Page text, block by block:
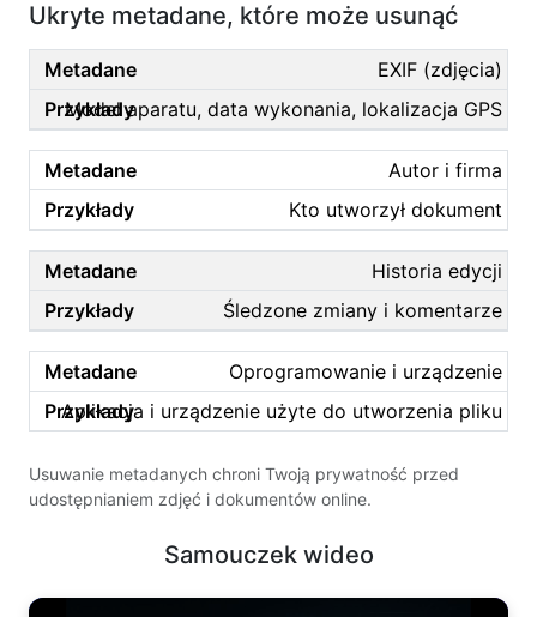
Ukryte metadane, które może usunąć
EXIF (zdjęcia)
Model aparatu, data wykonania, lokalizacja GPS
Autor i firma
Kto utworzył dokument
Historia edycji
Śledzone zmiany i komentarze
Oprogramowanie i urządzenie
Aplikacja i urządzenie użyte do utworzenia pliku
Usuwanie metadanych chroni Twoją prywatność przed
udostępnianiem zdjęć i dokumentów online.
Samouczek wideo